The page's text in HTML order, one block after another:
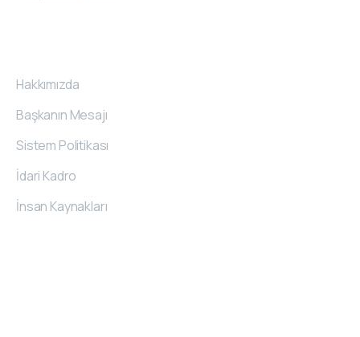
Hakkımızda
Başkanın Mesajı
Sistem Politikası
İdari Kadro
İnsan Kaynakları